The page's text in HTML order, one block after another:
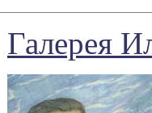
Галерея